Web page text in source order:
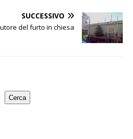
SUCCESSIVO
del furto in chiesa
Cerca